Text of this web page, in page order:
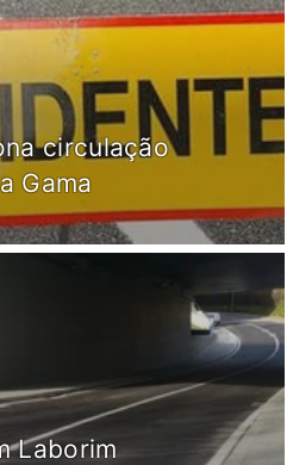
circulação
Gama
Laborim